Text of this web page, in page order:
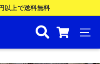
以上で送料無料